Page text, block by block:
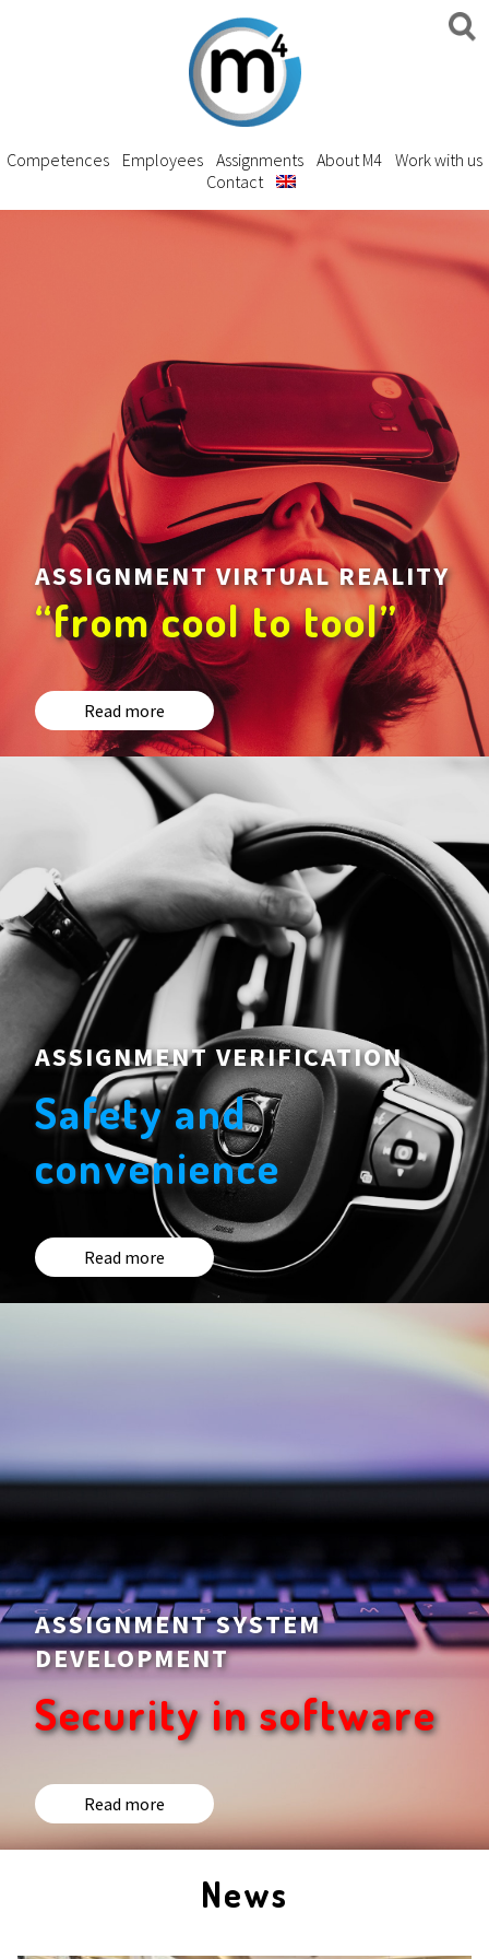
Competences Employees Assignments About M4 Work with us
Contact
ASSIGNMENT VIRTUAL REALITY
“from cool to tool”
Read more
ASSIGNMENT VERIFICATION
Safety and
convenience
Read more
ASSIGNMENT SYSTEM
DEVELOPMENT
Security in software
Read more
News